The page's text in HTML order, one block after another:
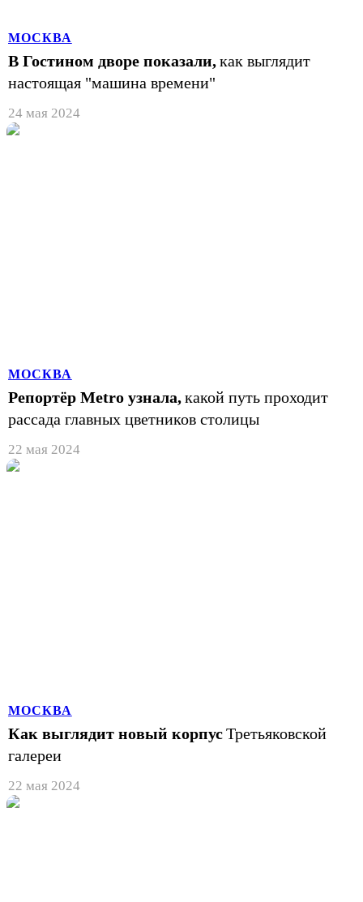
МОСКВА
В Гостином дворе показали,как выглядит
настоящая "машина времени"
24 мая 2024
МОСКВА
Репортёр Metro узнала,какой путь проходит
рассада главных цветников столицы
22 мая 2024
МОСКВА
Как выглядит новый корпусТретьяковской
галереи
22 мая 2024